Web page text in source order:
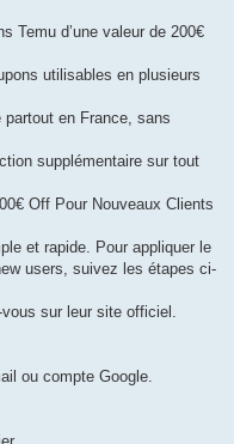
Temu d’une valeur de 200€
utilisables en plusieurs
en France, sans
supplémentaire sur tout
Off Pour Nouveaux Clients
et rapide. Pour appliquer le
users, suivez les étapes ci-
vous sur leur site officiel.
ou compte Google.